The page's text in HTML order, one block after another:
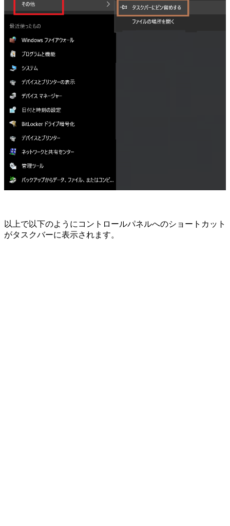
以上で以下のようにコントロールパネルへのショートカット
がタスクバーに表示されます。